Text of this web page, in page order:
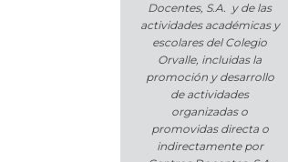
Docentes, S.A. y de las
actividades académicas y
escolares del Colegio
Orvalle, incluidas la
promoción y desarrollo
de actividades
organizadas o
promovidas directa o
indirectamente por